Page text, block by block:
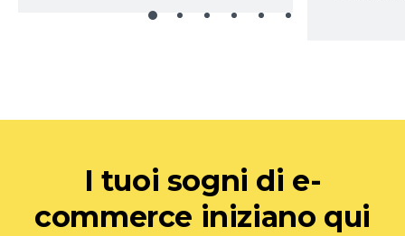
I tuoi sogni di e-
commerce iniziano qui